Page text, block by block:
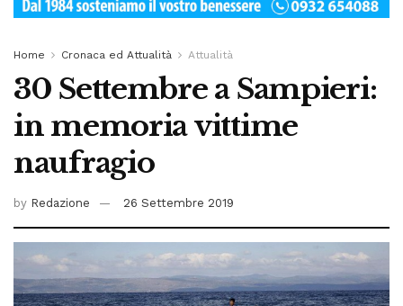
Home Cronaca ed Attualità Attualità
30 Settembre a Sampieri:
in memoria vittime
naufragio
by Redazione 26 Settembre 2019